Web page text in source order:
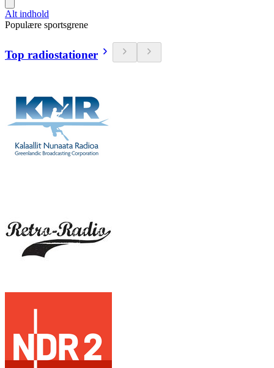
Alt indhold
Populære sportsgrene
Top radiostationer